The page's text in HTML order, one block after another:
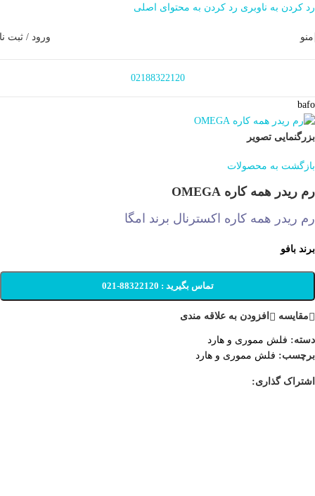
رد کردن به ناوبری رد کردن به محتوای اصلی
منو ورود / ثبت
02188322120
bafo
بزرگنمایی تصویر
بازگشت به محصولات
رم ریدر همه کاره OMEGA
رم ریدر همه کاره اکسترنال برند امگا
برند بافو
تماس بگیرید : 88322120-021
مقایسه افزودن به علاقه مندی
دسته: فلش مموری و هارد
برچسب: فلش مموری و هارد
اشتراک گذاری: